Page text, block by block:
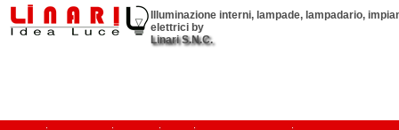
Illuminazione interni, lampade, lampadario,
elettrici by
Linari S.N.C.